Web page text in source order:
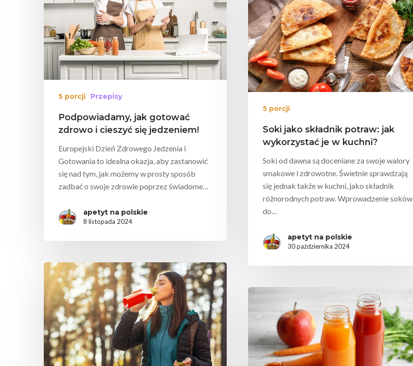
5 porcji Przepisy
Podpowiadamy, jak gotować
zdrowo i cieszyć się jedzeniem!
Europejski Dzień Zdrowego Jedzenia i
Gotowania to idealna okazja, aby zastanowić
się nad tym, jak możemy w prosty sposób
zadbać o swoje zdrowie poprzez świadome…
apetyt na polskie
8 listopada 2024
5 porcji
Soki jako składnik potraw: jak
wykorzystać je w kuchni?
Soki od dawna są doceniane za swoje walory
smakowe i zdrowotne. Świetnie sprawdzają
się jednak także w kuchni, jako składnik
różnorodnych potraw. Wprowadzenie soków
do…
apetyt na polskie
30 października 2024